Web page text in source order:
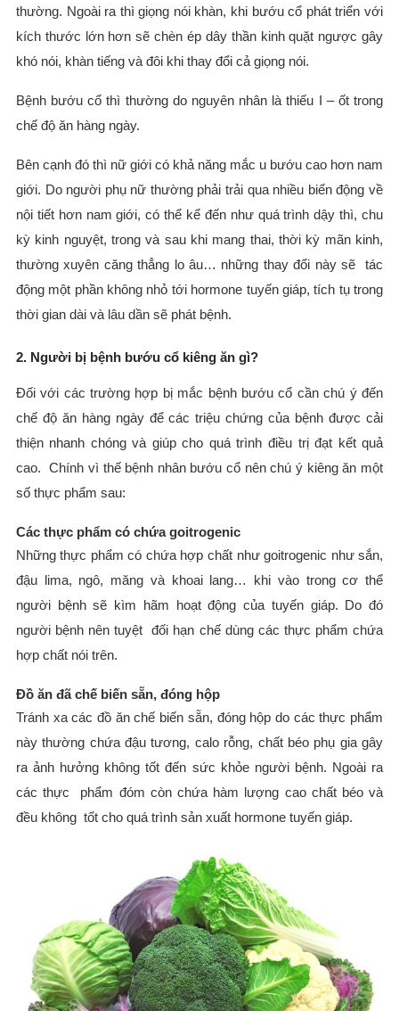
thường. Ngoài ra thì giọng nói khàn, khi bướu cổ phát triển với
kích thước lớn hơn sẽ chèn ép dây thần kinh quặt ngược gây
khó nói, khàn tiếng và đôi khi thay đổi cả giọng nói.
Bệnh bướu cổ thì thường do nguyên nhân là thiếu I – ốt trong
chế độ ăn hàng ngày.
Bên cạnh đó thì nữ giới có khả năng mắc u bướu cao hơn nam
giới. Do người phụ nữ thường phải trải qua nhiều biến động về
nội tiết hơn nam giới, có thể kể đến như quá trình dậy thì, chu
kỳ kinh nguyệt, trong và sau khi mang thai, thời kỳ mãn kinh,
thường xuyên căng thẳng lo âu… những thay đổi này sẽ tác
động một phần không nhỏ tới hormone tuyến giáp, tích tụ trong
thời gian dài và lâu dần sẽ phát bệnh.
2. Người bị bệnh bướu cổ kiêng ăn gì?
Đối với các trường hợp bị mắc bệnh bướu cổ cần chú ý đến
chế độ ăn hàng ngày để các triệu chứng của bệnh được cải
thiện nhanh chóng và giúp cho quá trình điều trị đạt kết quả
cao. Chính vì thế bệnh nhân bướu cổ nên chú ý kiêng ăn một
số thực phẩm sau:
Các thực phẩm có chứa goitrogenic
Những thực phẩm có chứa hợp chất như goitrogenic như sắn,
đậu lima, ngô, măng và khoai lang… khi vào trong cơ thể
người bệnh sẽ kìm hãm hoạt động của tuyến giáp. Do đó
người bệnh nên tuyệt đối hạn chế dùng các thực phẩm chứa
hợp chất nói trên.
Đồ ăn đã chế biến sẵn, đóng hộp
Tránh xa các đồ ăn chế biến sẵn, đóng hộp do các thực phẩm
này thường chứa đậu tương, calo rỗng, chất béo phụ gia gây
ra ảnh hưởng không tốt đến sức khỏe người bệnh. Ngoài ra
các thực phẩm đóm còn chứa hàm lượng cao chất béo và
đều không tốt cho quá trình sản xuất hormone tuyến giáp.